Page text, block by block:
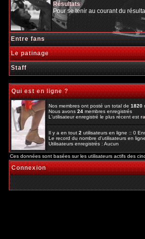
Résultats
Pour se tenir au courant du
Entre fans
Le patinage
Staff
Qui est en ligne ?
Nos membres ont posté un total de1820
Nous avons24membres enregistrés
L'utilisateur enregistré le plus récent est
Il y a en tout2utilisateurs en ligne :: 0
Le record du nombre d'utilisateurs en
Utilisateurs enregistrés : Aucun
Ces données sont basées sur les utilisateurs actifs des
Connexion